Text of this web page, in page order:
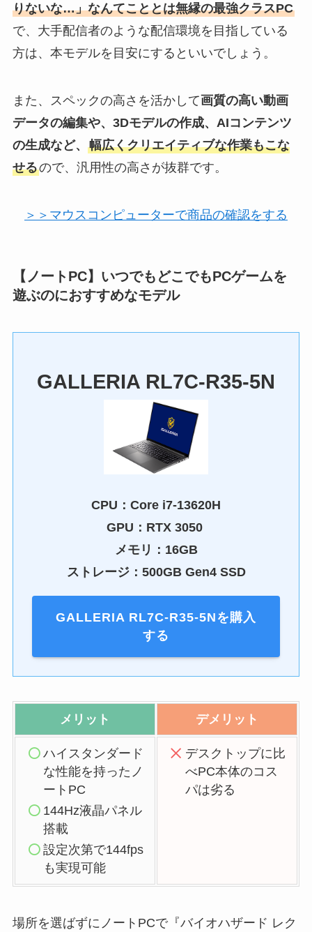
りないな…」なんてこととは無縁の最強クラスPC
で、大手配信者のような配信環境を目指している
方は、本モデルを目安にするといいでしょう。
また、スペックの高さを活かして画質の高い動画
データの編集や、3Dモデルの作成、AIコンテンツ
の生成など、 幅広くクリエイティブな作業もこな
せるので、汎用性の高さが抜群です。
＞＞マウスコンピューターで商品の確認をする
【ノートPC】いつでもどこでもPCゲームを
遊ぶのにおすすめなモデル
GALLERIA RL7C-R35-5N
CPU： Core i7-13620H
GPU： RTX 3050
メモリ：16GB
ストレージ：500GB Gen4 SSD
GALLERIA RL7C-R35-5Nを購入
する
メリット デメリット
ハイスタンダード
な性能を持ったノ
ートPC
144Hz液晶パネル
搭載
設定次第で144fps
も実現可能
デスクトップに比
べPC本体のコス
パは劣る
場所を選ばずにノートPCで『バイオハザード レク